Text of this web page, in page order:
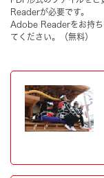
Readerが必要です。
Adobe Readerをお持ち
てください。（無料）